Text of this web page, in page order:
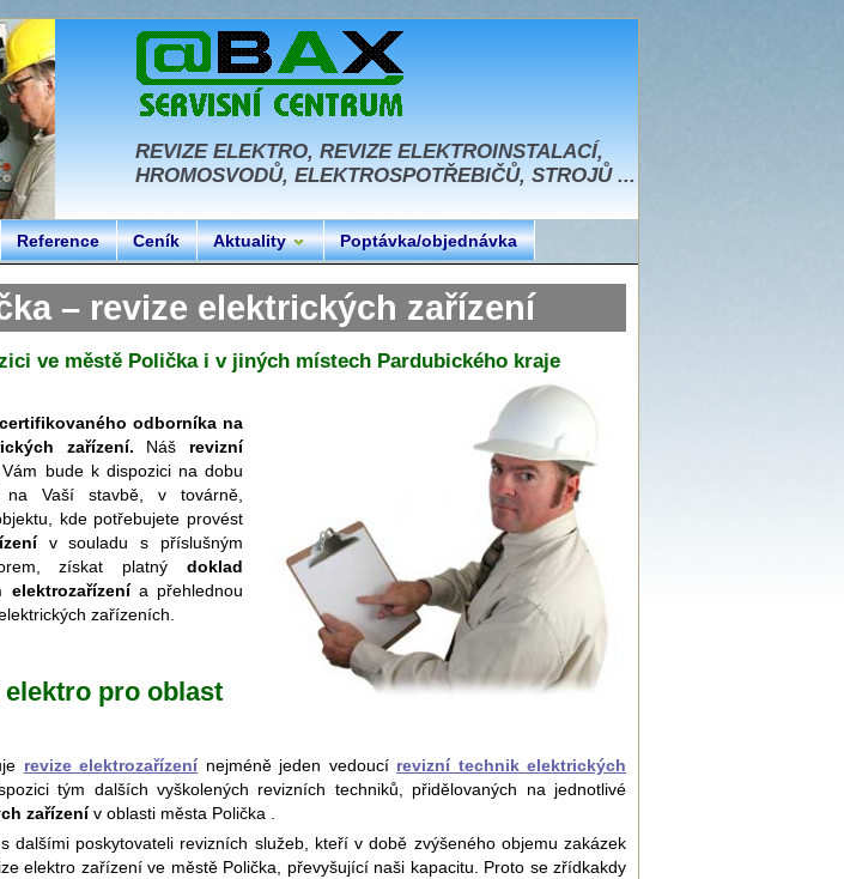
REVIZE ELEKTRO, REVIZE ELEKTROINSTALACÍ,
HROMOSVODŮ, ELEKTROSPOTŘEBIČŮ, STROJŮ ...
Reference Ceník Aktuality Poptávka/objednávka
– revize elektrických zařízení
ve městě Polička i v jiných místech Pardubického kraje
odborníka na
zařízení. Náš revizní
Vám bude k dispozici na dobu
Vaší stavbě, v továrně,
kde potřebujete provést
v souladu s příslušným
získat platný doklad
elektrozařízenía přehlednou
zařízeních.
pro oblast
revize elektrozařízení nejméně jeden vedoucí revizní technik elektrických
tým dalších vyškolených revizních techniků, přidělovaných na jednotlivé
zařízenív oblasti města Polička .
dalšími poskytovateli revizních služeb, kteří v době zvýšeného objemu zakázek
elektro zařízení ve městě Polička, převyšující naši kapacitu. Proto se zřídkakdy